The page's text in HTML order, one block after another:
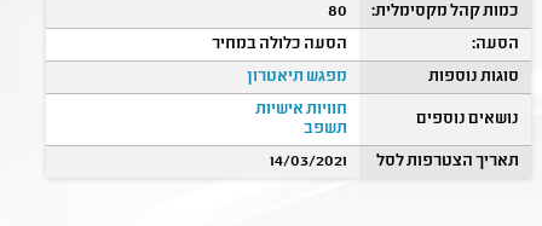
כמות קהל מקסימלית:
80
הסעה:
הסעה כלולה במחיר
סוגות נוספות
מפגש תיאטרון
נושאים נוספים
חוויות אישיות
תשפב
תאריך הצטרפות לסל
14/03/2021